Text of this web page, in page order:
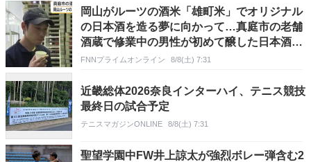
岡山がルーツの酒米「雄町米」でオリジナル
の日本酒を造る夢に向かって…真庭市の老舗
酒蔵で修業中の男性が初めて醸した日本酒の
味【岡山発】
FNNプライムオンライン 8/8(土) 7:31
近畿総体2026奈良インターハイ、テニス競技
最終日の試合予定
テニスマガジンONLINE 8/8(土) 7:31
聖望学園中FW井上諒太が強烈ボレー弾含む2